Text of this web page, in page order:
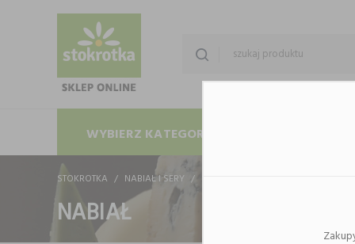
WYBIERZ KATEGORIĘ
STOKROTKA NABIAŁ I SERY
NABIAŁ